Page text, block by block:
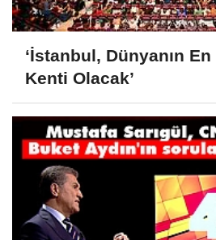
‘İstanbul, Dünyanın
Kenti Olacak’